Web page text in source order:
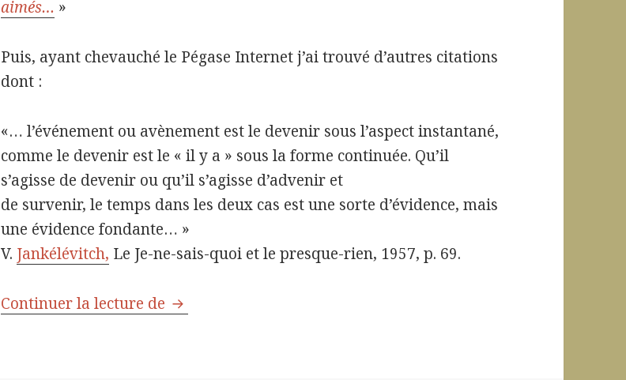
aimés… »
Puis, ayant chevauché le Pégase Internet j’ai trouvé d’autres citations
dont :
«… l’événement ou avènement est le devenir sous l’aspect instantané,
comme le devenir est le « il y a » sous la forme continuée. Qu’il
s’agisse de devenir ou qu’il s’agisse d’advenir et
de survenir, le temps dans les deux cas est une sorte d’évidence, mais
une évidence fondante… »
V. Jankélévitch, Le Je-ne-sais-quoi et le presque-rien, 1957, p. 69.
Continuer la lecture de ¿Que deviens-tu? pas si anodin!